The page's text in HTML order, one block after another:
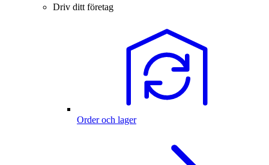
Driv ditt företag
Order och lager